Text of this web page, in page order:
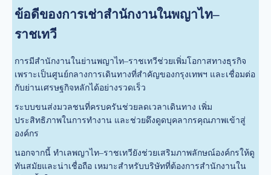
ข้อดีของการเช่าสำนักงานในพญาไท–
ราชเทวี
การมีสำนักงานในย่านพญาไท–ราชเทวีช่วยเพิ่มโอกาสทางธุรกิจ
เพราะเป็นศูนย์กลางการเดินทางที่สำคัญของกรุงเทพฯ และเชื่อมต่อ
กับย่านเศรษฐกิจหลักได้อย่างรวดเร็ว
ระบบขนส่งมวลชนที่ครบครันช่วยลดเวลาเดินทาง เพิ่ม
ประสิทธิภาพในการทำงาน และช่วยดึงดูดบุคลากรคุณภาพเข้าสู่
องค์กร
นอกจากนี้ ทำเลพญาไท–ราชเทวียังช่วยเสริมภาพลักษณ์องค์กรให้ดู
ทันสมัยและน่าเชื่อถือ เหมาะสำหรับบริษัทที่ต้องการสำนักงานใน